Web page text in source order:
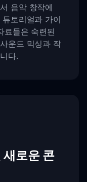
음악 창작에
토리얼과 가이
료들은 숙련된
운드 믹싱과 작
다.
로운 콘